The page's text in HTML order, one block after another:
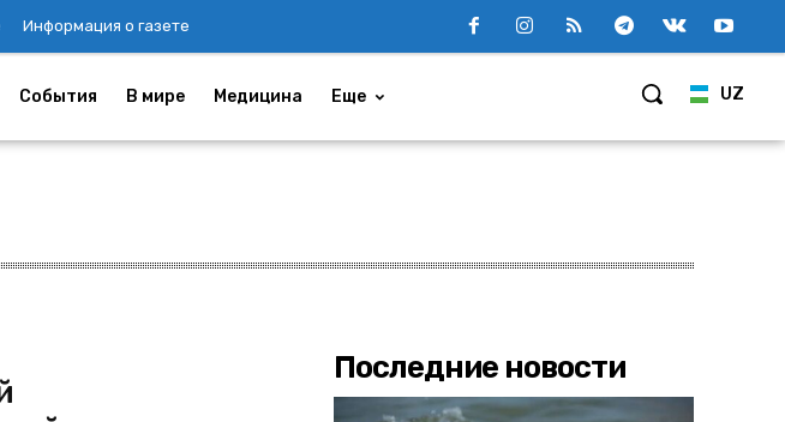
Информация о газете
UZ
События В мире Медицина Еще
Последние новости